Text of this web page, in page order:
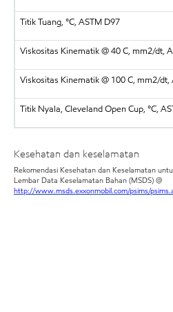
Titik Tuang, °C, ASTM D97
Viskositas Kinematik @ 40 C, mm2/dt,
Viskositas Kinematik @ 100 C, mm2/dt,
Titik Nyala, Cleveland Open Cup, °C,
Kesehatan dan keselamatan
Rekomendasi Kesehatan dan Keselamatan
Lembar Data Keselamatan Bahan (MSDS) @
http://www.msds.exxonmobil.com/psims/